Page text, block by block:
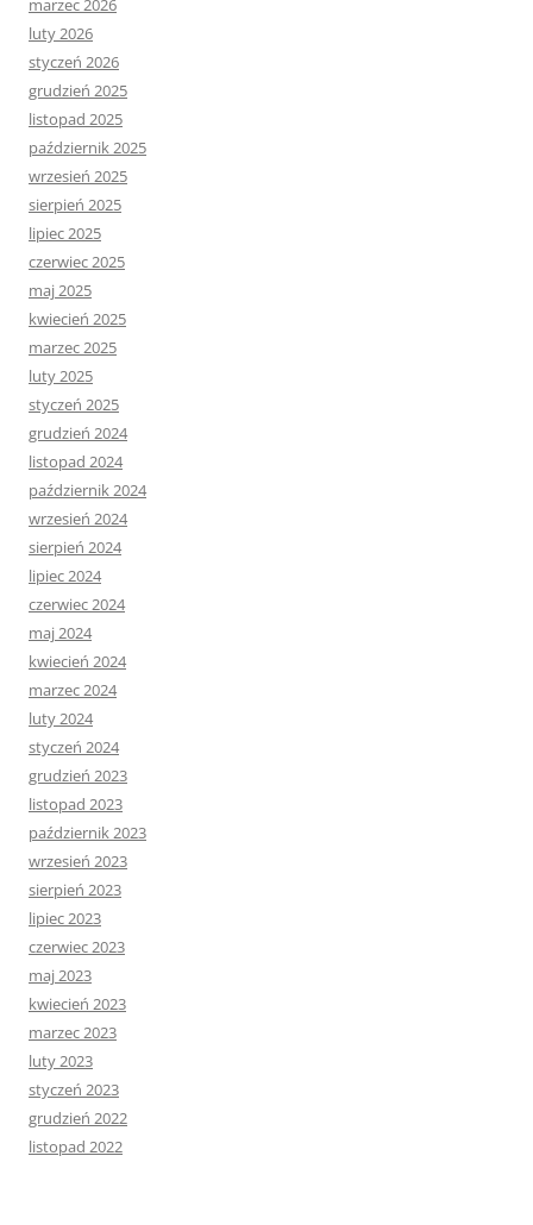
marzec 2026
luty 2026
styczeń 2026
grudzień 2025
listopad 2025
październik 2025
wrzesień 2025
sierpień 2025
lipiec 2025
czerwiec 2025
maj 2025
kwiecień 2025
marzec 2025
luty 2025
styczeń 2025
grudzień 2024
listopad 2024
październik 2024
wrzesień 2024
sierpień 2024
lipiec 2024
czerwiec 2024
maj 2024
kwiecień 2024
marzec 2024
luty 2024
styczeń 2024
grudzień 2023
listopad 2023
październik 2023
wrzesień 2023
sierpień 2023
lipiec 2023
czerwiec 2023
maj 2023
kwiecień 2023
marzec 2023
luty 2023
styczeń 2023
grudzień 2022
listopad 2022